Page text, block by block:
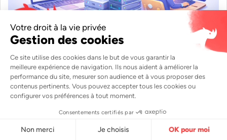
L'intelligence artificielle appliquée au ticketing réseau
s’impose comme un levier clé pour améliorer la
réactivité,...
22 janv. 26
Microsoft 365 Copilot avec Jira et